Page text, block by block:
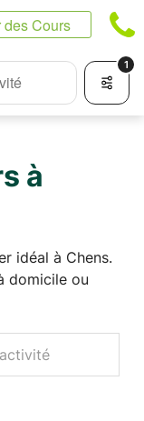
des Cours
1
à
idéal à Chens.
domicile ou